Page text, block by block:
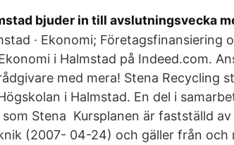
bjuder in till avslutningsvecka
· Ekonomi;
i Halmstad på Indeed.com.
med mera! Stena Recycling
i Halmstad. En del i
Stena Kursplanen är fastställd
(2007- 04-24) och gäller från och